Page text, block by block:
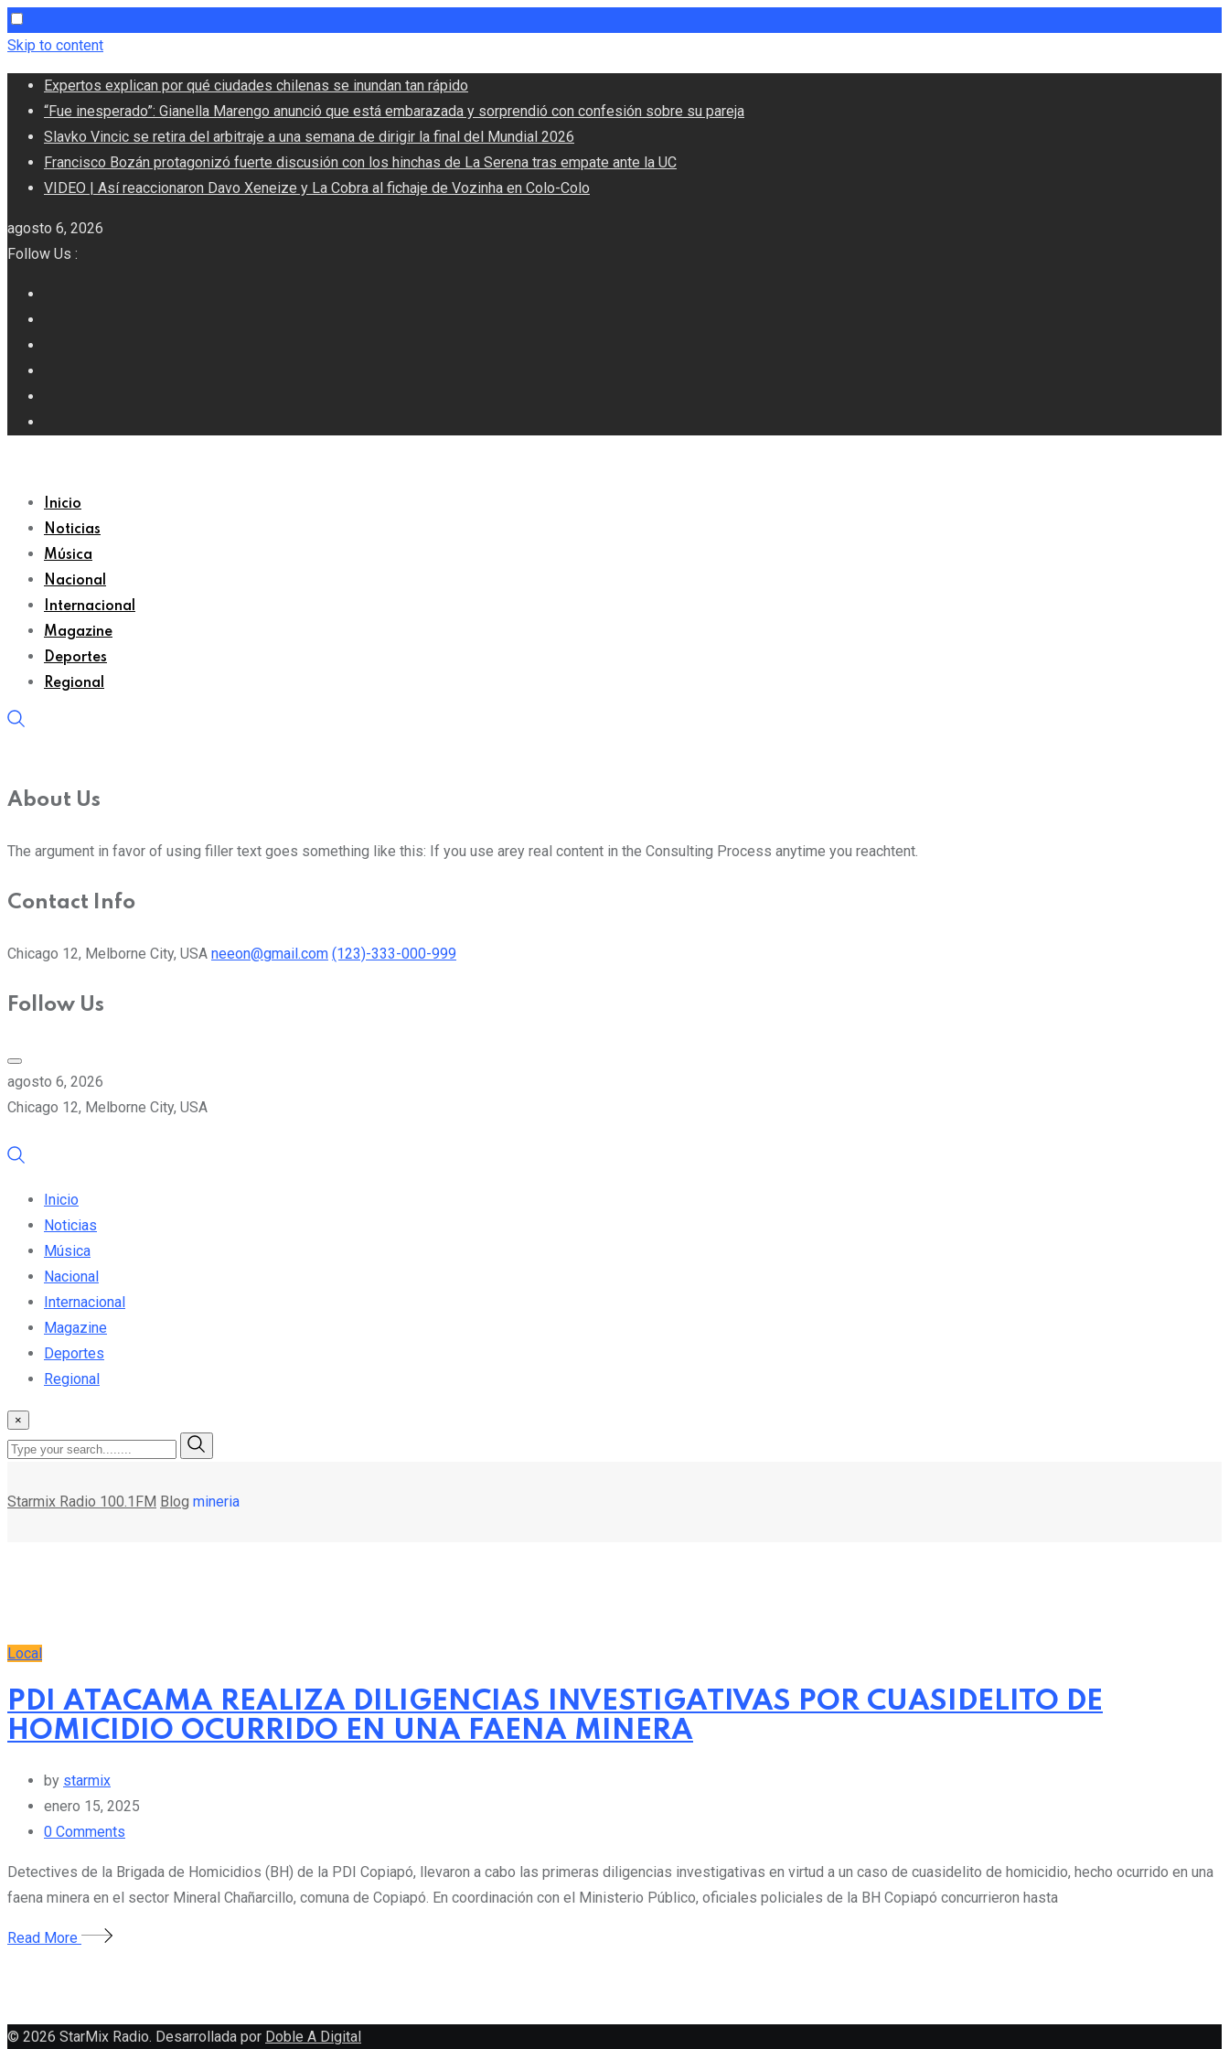
Skip to content
Expertos explican por qué ciudades chilenas se inundan tan rápido
“Fue inesperado”: Gianella Marengo anunció que está embarazada y sorprendió con confesión sobre su pareja
Slavko Vincic se retira del arbitraje a una semana de dirigir la final del Mundial 2026
Francisco Bozán protagonizó fuerte discusión con los hinchas de La Serena tras empate ante la UC
VIDEO | Así reaccionaron Davo Xeneize y La Cobra al fichaje de Vozinha en Colo-Colo
agosto 6, 2026
Follow Us :
Inicio
Noticias
Música
Nacional
Internacional
Magazine
Deportes
Regional
About Us
The argument in favor of using filler text goes something like this: If you use arey real content in the Consulting Process anytime you reachtent.
Contact Info
Chicago 12, Melborne City, USA neeon@gmail.com (123)-333-000-999
Follow Us
agosto 6, 2026
Chicago 12, Melborne City, USA
Inicio
Noticias
Música
Nacional
Internacional
Magazine
Deportes
Regional
×
Starmix Radio 100.1FM Blog mineria
Local
PDI ATACAMA REALIZA DILIGENCIAS INVESTIGATIVAS POR CUASIDELITO DE
HOMICIDIO OCURRIDO EN UNA FAENA MINERA
by starmix
enero 15, 2025
0 Comments
Detectives de la Brigada de Homicidios (BH) de la PDI Copiapó, llevaron a cabo las primeras diligencias investigativas en virtud a un caso de cuasidelito de homicidio, hecho ocurrido en una
faena minera en el sector Mineral Chañarcillo, comuna de Copiapó. En coordinación con el Ministerio Público, oficiales policiales de la BH Copiapó concurrieron hasta
Read More
© 2026 StarMix Radio. Desarrollada por Doble A Digital